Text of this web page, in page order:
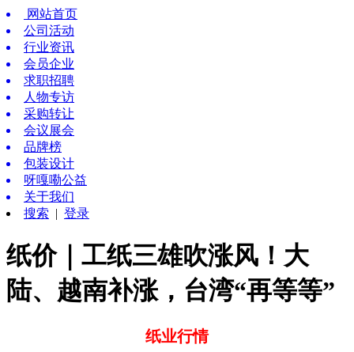
网站首页
公司活动
行业资讯
会员企业
求职招聘
人物专访
采购转让
会议展会
品牌榜
包装设计
呀嘎嘞公益
关于我们
搜索 | 登录
纸价｜工纸三雄吹涨风！大
陆、越南补涨，台湾“再等等”
纸业行情